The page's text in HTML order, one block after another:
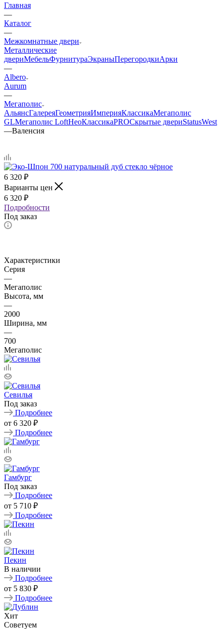
Главная
—
Каталог
—
Межкомнатные двери
Металлические
двериМебельФурнитураЭкраныПерегородкиАрки
—
Albero
Aurum
—
Мегаполис
АльянсГалереяГеометрияИмперияКлассикаМегаполис
GLМегаполис LoftНеоКлассикаPROСкрытые двериStatusWest
—Валенсия
6 320 ₽
Варианты цен
6 320 ₽
Подробности
Под заказ
Характеристики
Серия
—
Мегаполис
Высота, мм
—
2000
Ширина, мм
—
700
Мегаполис
Севилья
Под заказ
Подробнее
от 6 320 ₽
Подробнее
Гамбург
Под заказ
Подробнее
от 5 710 ₽
Подробнее
Пекин
В наличии
Подробнее
от 5 830 ₽
Подробнее
Хит
Советуем